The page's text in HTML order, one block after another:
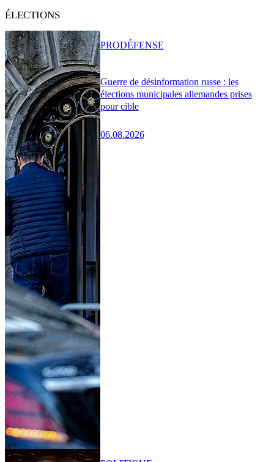
ÉLECTIONS
Guerre de désinformation russe : les
élections municipales allemandes prises
pour cible
06.08.2026
PRODÉFENSE